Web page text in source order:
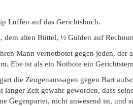
Luffen auf das Gerichtsbuch.
dem alten Büttel, ½ Gulden auf
Mann vernotbotet gegen jeden,
Ebe ist als ein Notbote ein
die Zeugenaussagen gegen Bart
langer Zeit gewahr geworden, dass
Gegenpartei, nicht anwesend ist,